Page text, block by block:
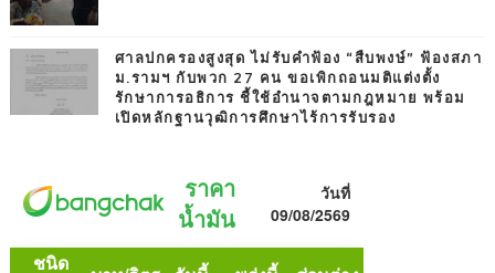
ศาลปกครองสูงสุด ไม่รับคำฟ้อง “สืบพงษ์” ฟ้องสภา
ม.รามฯ กับพวก 27 คน ขอเพิกถอนมติแต่งตั้ง
รักษาการอธิการ ชี้ใช้อำนาจตามกฎหมาย พร้อม
เปิดหลักฐานวุฒิการศึกษาไร้การรับรอง